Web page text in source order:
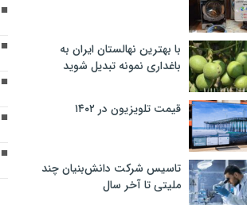
با بهترین نهالستان ایران به
باغداری نمونه تبدیل شوید
قیمت تلویزیون در ۱۴۰۲
تاسیس شرکت دانش‌بنیان چند
ملیتی تا آخر سال